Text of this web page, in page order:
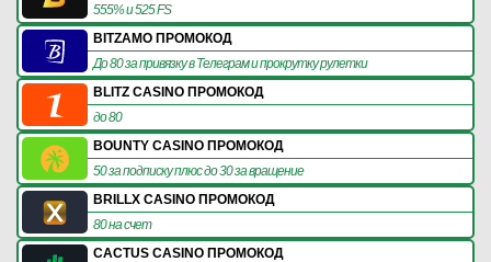
555% и 525 FS
BITZAMO ПРОМОКОД
До 80 за привязку в Телеграм и прокрутку рулетки
BLITZ CASINO ПРОМОКОД
до 80
BOUNTY CASINO ПРОМОКОД
50 за подписку плюс до 30 за вращение
BRILLX CASINO ПРОМОКОД
80 на счет
CACTUS CASINO ПРОМОКОД